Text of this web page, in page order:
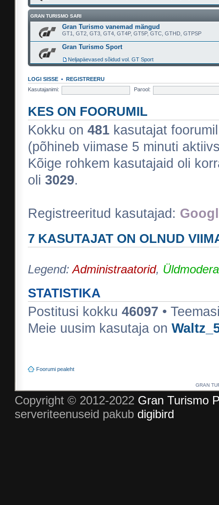
GRAN TURISMO SARI
Gran Turismo vanemad mängud
GT1, GT2, GT3, GT4, GT4P, GT5P, GTC, GTHD, GTPSP
Gran Turismo Sport
Neljapäevased sõidud vol. GT Sport
LOGI SISSE • REGISTREERU
Kasutajanimi:
Parool:
KES ON FOORUMIL
Kokku on 481 kasutajat
(põhineb viimase 5 minuti
Kõige rohkem kasutajaid oli
oli 3029.
Registreeritud kasutajad:
7 KASUTAJAT ON OLNUD
Legend:Administraatorid,
STATISTIKA
Postitusi kokku 46097 •
Meie uusim kasutaja on
Foorumi pealeht
GRAN
Copyright © 2012-2022 Gran Turismo
serveriteenuseid pakub digibird